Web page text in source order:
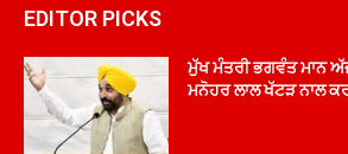
EDITOR PICKS
ਮੁੱਖ ਮੰਤਰੀ ਭਗਵੰਤ ਮਾਨ
ਮਨੋਹਰ ਲਾਲ ਖੱਟੜ ਨਾਲ